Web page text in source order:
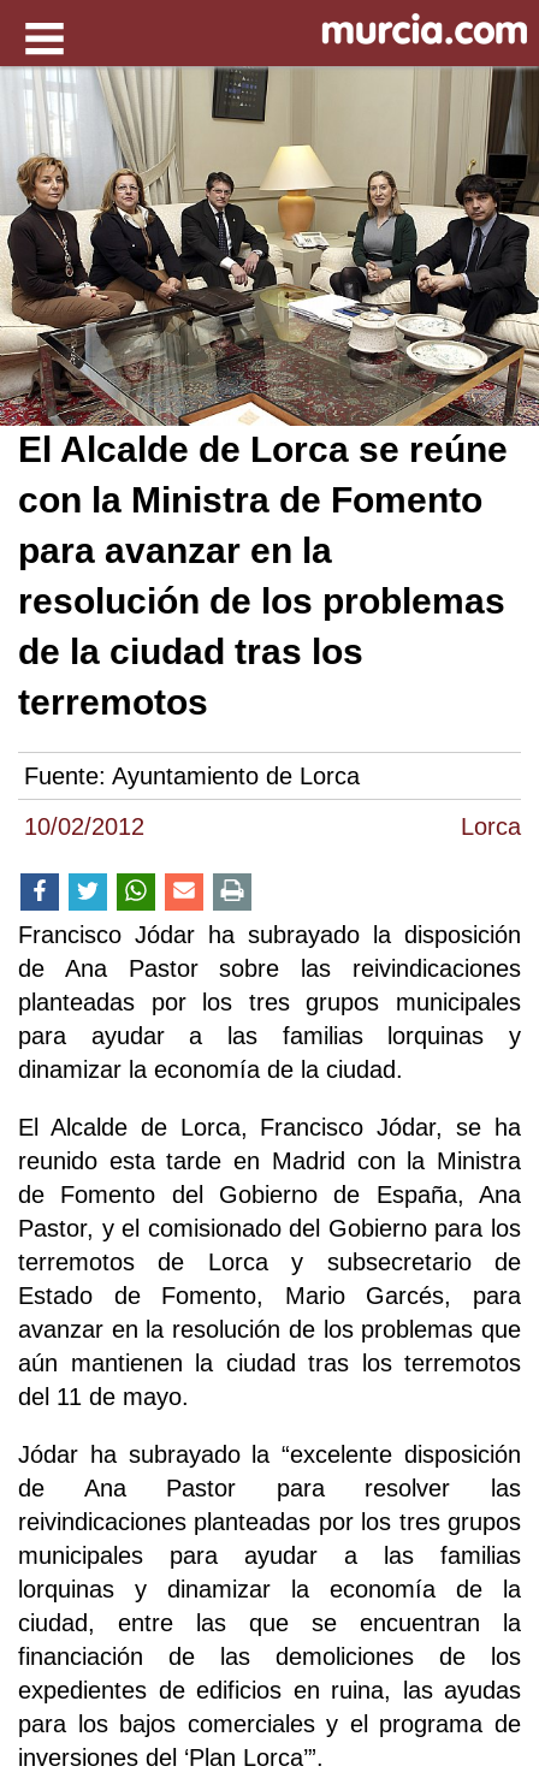
10/02/2012 Lorca
El Alcalde de Lorca se reúne
con la Ministra de Fomento
para avanzar en la
resolución de los problemas
de la ciudad tras los
terremotos
Fuente: Ayuntamiento de Lorca
Francisco Jódar ha subrayado la disposición
de Ana Pastor sobre las reivindicaciones
planteadas por los tres grupos municipales
para ayudar a las familias lorquinas y
dinamizar la economía de la ciudad.
El Alcalde de Lorca, Francisco Jódar, se ha
reunido esta tarde en Madrid con la Ministra
de Fomento del Gobierno de España, Ana
Pastor, y el comisionado del Gobierno para los
terremotos de Lorca y subsecretario de
Estado de Fomento, Mario Garcés, para
avanzar en la resolución de los problemas que
aún mantienen la ciudad tras los terremotos
del 11 de mayo.
Jódar ha subrayado la “excelente disposición
de Ana Pastor para resolver las
reivindicaciones planteadas por los tres grupos
municipales para ayudar a las familias
lorquinas y dinamizar la economía de la
ciudad, entre las que se encuentran la
financiación de las demoliciones de los
expedientes de edificios en ruina, las ayudas
para los bajos comerciales y el programa de
inversiones del ‘Plan Lorca’”.